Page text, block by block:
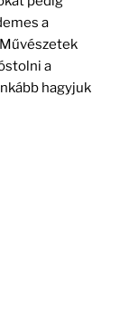
a
a
hagyjuk